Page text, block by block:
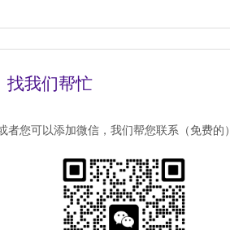
找我们帮忙
者您可以添加微信，我们帮您联系（免费的）